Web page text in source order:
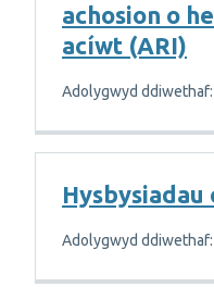
achosion o
acíwt (ARI)
Adolygwyd ddiwethaf:
Hysbysiadau
Adolygwyd ddiwethaf: